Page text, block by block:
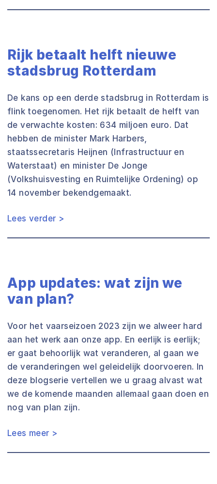
Rijk betaalt helft nieuwe
stadsbrug Rotterdam
De kans op een derde stadsbrug in Rotterdam is
flink toegenomen. Het rijk betaalt de helft van
de verwachte kosten: 634 miljoen euro. Dat
hebben de minister Mark Harbers,
staatssecretaris Heijnen (Infrastructuur en
Waterstaat) en minister De Jonge
(Volkshuisvesting en Ruimtelijke Ordening) op
14 november bekendgemaakt.
Lees verder >
App updates: wat zijn we
van plan?
Voor het vaarseizoen 2023 zijn we alweer hard
aan het werk aan onze app. En eerlijk is eerlijk;
er gaat behoorlijk wat veranderen, al gaan we
de veranderingen wel geleidelijk doorvoeren. In
deze blogserie vertellen we u graag alvast wat
we de komende maanden allemaal gaan doen en
nog van plan zijn.
Lees meer >